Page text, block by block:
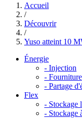
Accueil
/
Découvrir
/
Yuso atteint 10
Énergie
- Injection
- Fourniture
- Partage
Flex
- Stockage
- Stockage